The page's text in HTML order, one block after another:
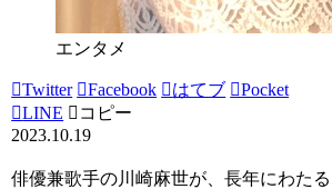
エンタメ
Twitter Facebook はてブ
Pocket
LINE
コピー
2023.10.19
俳優兼歌手の川崎麻世が、長年にわたる